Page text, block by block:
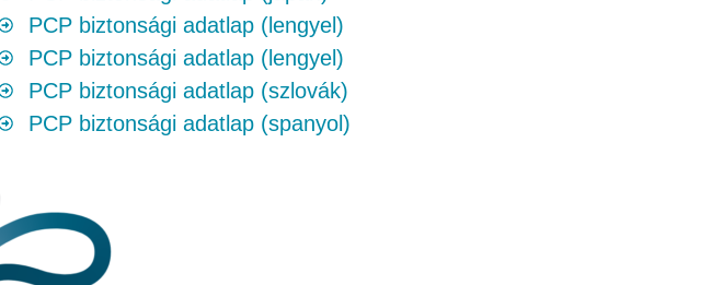
PCP biztonsági adatlap (lengyel)
PCP biztonsági adatlap (lengyel)
PCP biztonsági adatlap (szlovák)
PCP biztonsági adatlap (spanyol)